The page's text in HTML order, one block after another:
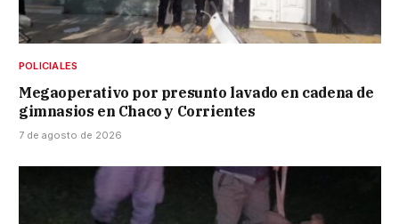
POLICIALES
Megaoperativo por presunto lavado en cadena de
gimnasios en Chaco y Corrientes
7 de agosto de 2026